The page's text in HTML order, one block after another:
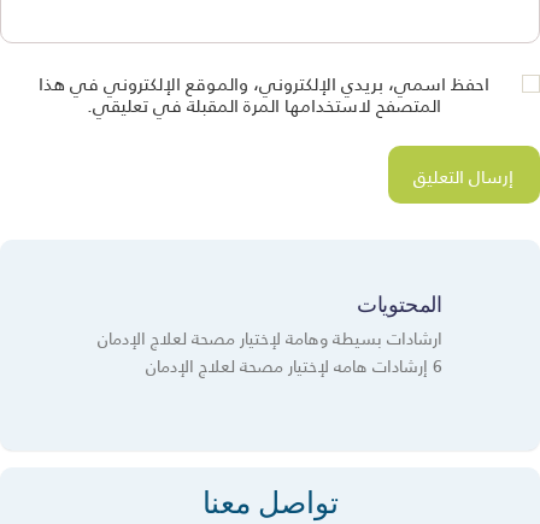
احفظ اسمي، بريدي الإلكتروني، والموقع الإلكتروني في هذا
المتصفح لاستخدامها المرة المقبلة في تعليقي.
المحتويات
ارشادات بسيطة وهامة لإختيار مصحة لعلاج الإدمان
تواصل معنا